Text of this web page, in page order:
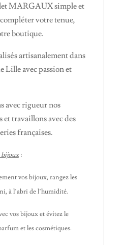
MARGAUX simple et
votre tenue,
boutique.
artisanalement dans
Lille avec passion et
avec rigueur nos
travaillons avec des
françaises.
bijoux :
vos bijoux, rangez les
à l’abri de l’humidité.
vos bijoux et évitez le
et les cosmétiques.